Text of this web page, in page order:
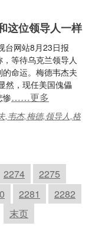
这位领导人一样
台网站8月23日报
等待乌克兰领导人
命运。梅德韦杰夫
然，现任美国傀儡
惨……更多
,韦杰,梅德,领导人,格
2274
2275
2281
2282
末页